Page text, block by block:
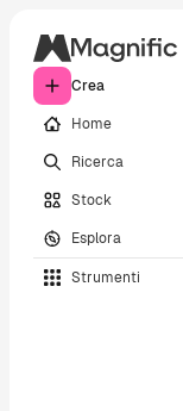
Crea
Home
Ricerca
Stock
Esplora
Strumenti